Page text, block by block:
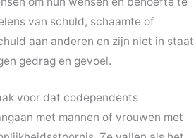
van schuld, schaamte of
aan anderen en zijn niet in staat
gedrag en gevoel.
voor dat codependents
met mannen of vrouwen met